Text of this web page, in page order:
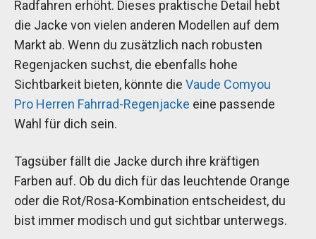
Radfahren erhöht. Dieses praktische Detail hebt
die Jacke von vielen anderen Modellen auf dem
Markt ab. Wenn du zusätzlich nach robusten
Regenjacken suchst, die ebenfalls hohe
Sichtbarkeit bieten, könnte die Vaude Comyou
Pro Herren Fahrrad-Regenjacke eine passende
Wahl für dich sein.
Tagsüber fällt die Jacke durch ihre kräftigen
Farben auf. Ob du dich für das leuchtende Orange
oder die Rot/Rosa-Kombination entscheidest, du
bist immer modisch und gut sichtbar unterwegs.